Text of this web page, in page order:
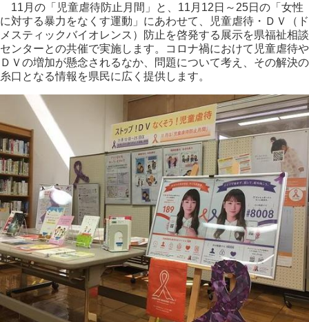
11月の「児童虐待防止月間」と、11月12日～25日の「女性
に対する暴力をなくす運動」にあわせて、児童虐待・ＤＶ（ド
メスティックバイオレンス）防止を啓発する展示を県福祉相談
センターとの共催で実施します。コロナ禍におけて児童虐待や
ＤＶの増加が懸念されるなか、問題について考え、その解決の
糸口となる情報を県民に広く提供します。